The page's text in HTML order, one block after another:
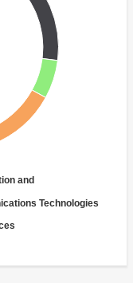
and
Technologies